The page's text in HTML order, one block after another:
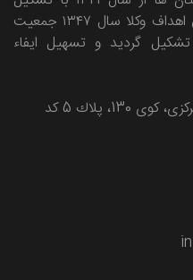
مؤسسه ای با هدف تأثیر در تحقق اهداف وکلا سال ۱۳۴۷ جمعیت
گردید و تسهیل ایفاء
كرمانشاه، 22 بهمن، ميدان مركزی، كوی 130، پلاك 5 کد